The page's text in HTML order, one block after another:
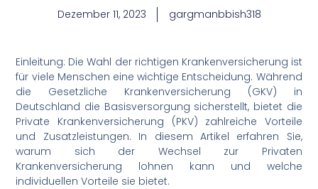
Dezember 11, 2023 gargmanbbish318
Einleitung: Die Wahl der richtigen Krankenversicherung ist
für viele Menschen eine wichtige Entscheidung. Während
die Gesetzliche Krankenversicherung (GKV) in
Deutschland die Basisversorgung sicherstellt, bietet die
Private Krankenversicherung (PKV) zahlreiche Vorteile
und Zusatzleistungen. In diesem Artikel erfahren Sie,
warum sich der Wechsel zur Privaten
Krankenversicherung lohnen kann und welche
individuellen Vorteile sie bietet.